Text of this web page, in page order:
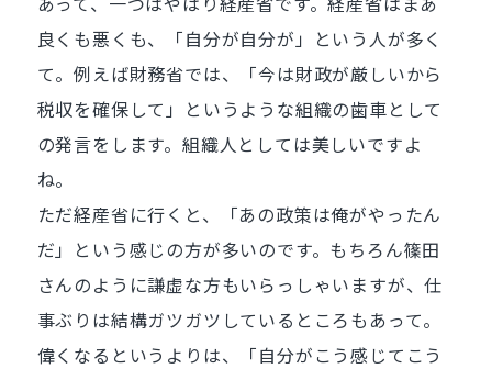
良くも悪くも、「自分が自分が」という人が多く
て。例えば財務省では、「今は財政が厳しいから
税収を確保して」というような組織の歯車として
の発言をします。組織人としては美しいですよ
ね。
ただ経産省に行くと、「あの政策は俺がやったん
だ」という感じの方が多いのです。もちろん篠田
さんのように謙虚な方もいらっしゃいますが、仕
事ぶりは結構ガツガツしているところもあって。
偉くなるというよりは、「自分がこう感じてこう